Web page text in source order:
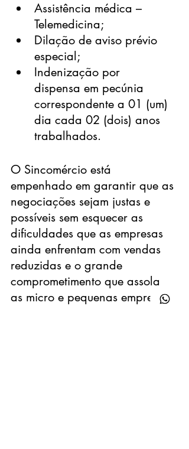
Assistência médica –
Telemedicina;
Dilação de aviso prévio
especial;
Indenização por
dispensa em pecúnia
correspondente a 01 (um)
dia cada 02 (dois) anos
trabalhados.
O Sincomércio está
empenhado em garantir que as
negociações sejam justas e
possíveis sem esquecer as
dificuldades que as empresas
ainda enfrentam com vendas
reduzidas e o grande
comprometimento que assola
as micro e pequenas empresas.